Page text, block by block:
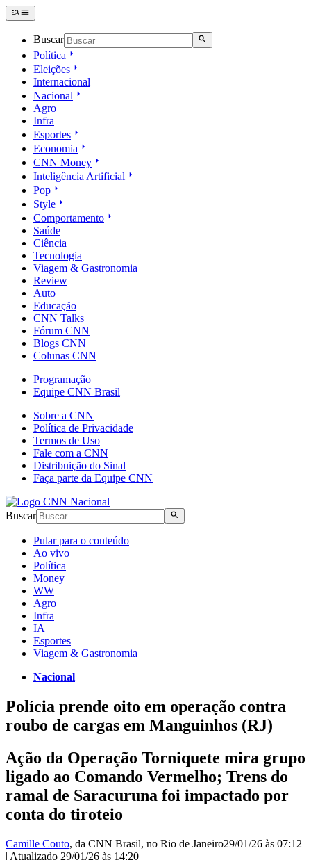
Buscar
Política
Eleições
Internacional
Nacional
Agro
Infra
Esportes
Economia
CNN Money
Inteligência Artificial
Pop
Style
Comportamento
Saúde
Ciência
Tecnologia
Viagem & Gastronomia
Review
Auto
Educação
CNN Talks
Fórum CNN
Blogs CNN
Colunas CNN
Programação
Equipe CNN Brasil
Sobre a CNN
Política de Privacidade
Termos de Uso
Fale com a CNN
Distribuição do Sinal
Faça parte da Equipe CNN
Buscar
Pular para o conteúdo
Ao vivo
Política
Money
WW
Agro
Infra
IA
Esportes
Viagem & Gastronomia
Nacional
Polícia prende oito em operação contra
roubo de cargas em Manguinhos (RJ)
Ação da Operação Torniquete mira grupo
ligado ao Comando Vermelho; Trens do
ramal de Saracuruna foi impactado por
conta do tiroteio
Camille Couto, da CNN Brasil, no Rio de Janeiro29/01/26 às 07:12
| Atualizado 29/01/26 às 14:20